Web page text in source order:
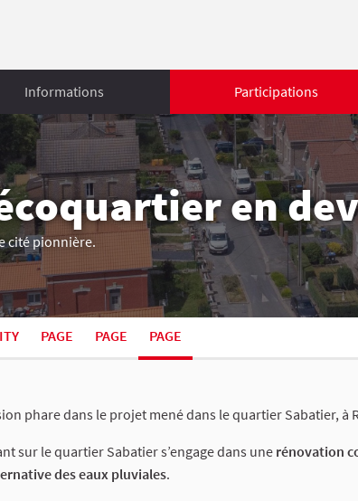
Informations Participations
en
cité pionnière.
PAGE PAGE PAGE
phare dans le projet mené dans le quartier Sabatier, à
sur le quartier Sabatier s’engage dans une rénovation
des eaux pluviales.